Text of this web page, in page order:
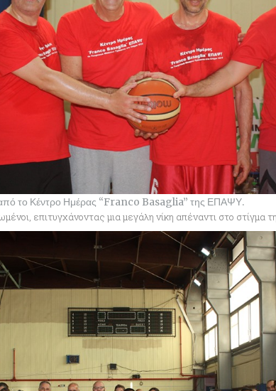
το Κέντρο Ημέρας “Franco Basaglia” της ΕΠΑΨΥ.
επιτυγχάνοντας μια μεγάλη νίκη απέναντι στο στίγμα